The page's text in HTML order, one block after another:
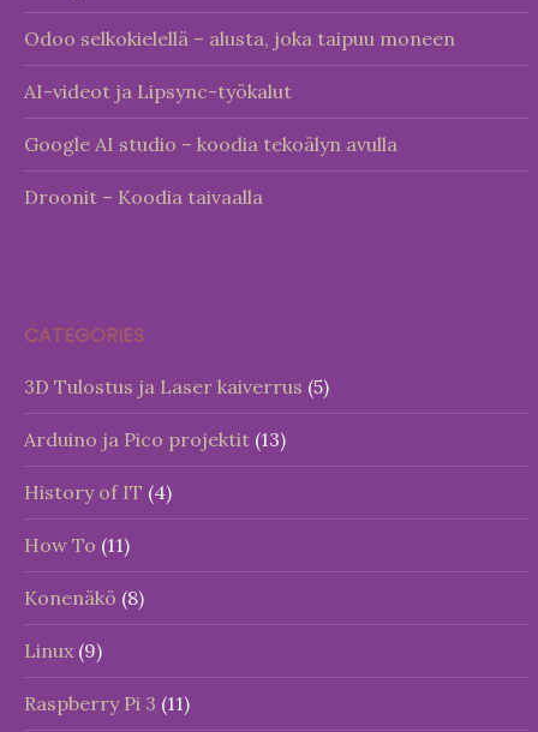
Odoo selkokielellä – alusta, joka taipuu moneen
AI-videot ja Lipsync-työkalut
Google AI studio – koodia tekoälyn avulla
Droonit – Koodia taivaalla
CATEGORIES
3D Tulostus ja Laser kaiverrus (5)
Arduino ja Pico projektit (13)
History of IT (4)
How To (11)
Konenäkö (8)
Linux (9)
Raspberry Pi 3 (11)